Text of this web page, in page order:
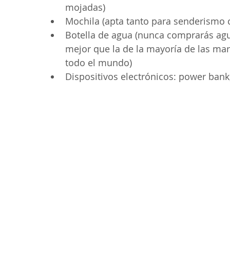
mojadas)
Mochila (apta tanto para
Botella de agua (nunca comprarás
mejor que la de la mayoría de las
todo el mundo)
Dispositivos electrónicos: power